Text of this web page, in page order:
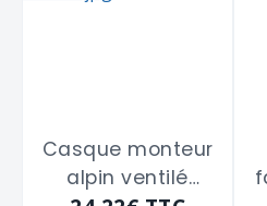
Casque monteur
alpin ventilé